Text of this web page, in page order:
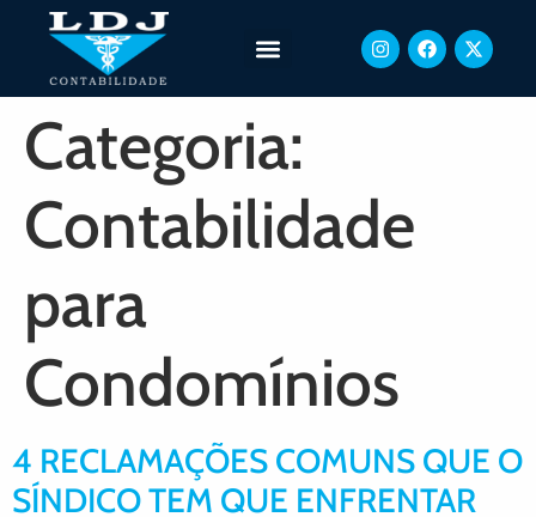
Categoria:
Contabilidade
para
Condomínios
4 RECLAMAÇÕES COMUNS QUE O
SÍNDICO TEM QUE ENFRENTAR